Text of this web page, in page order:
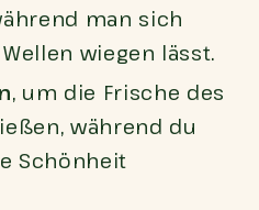
man sich
wiegen lässt.
, um die Frische des
während du
Schönheit